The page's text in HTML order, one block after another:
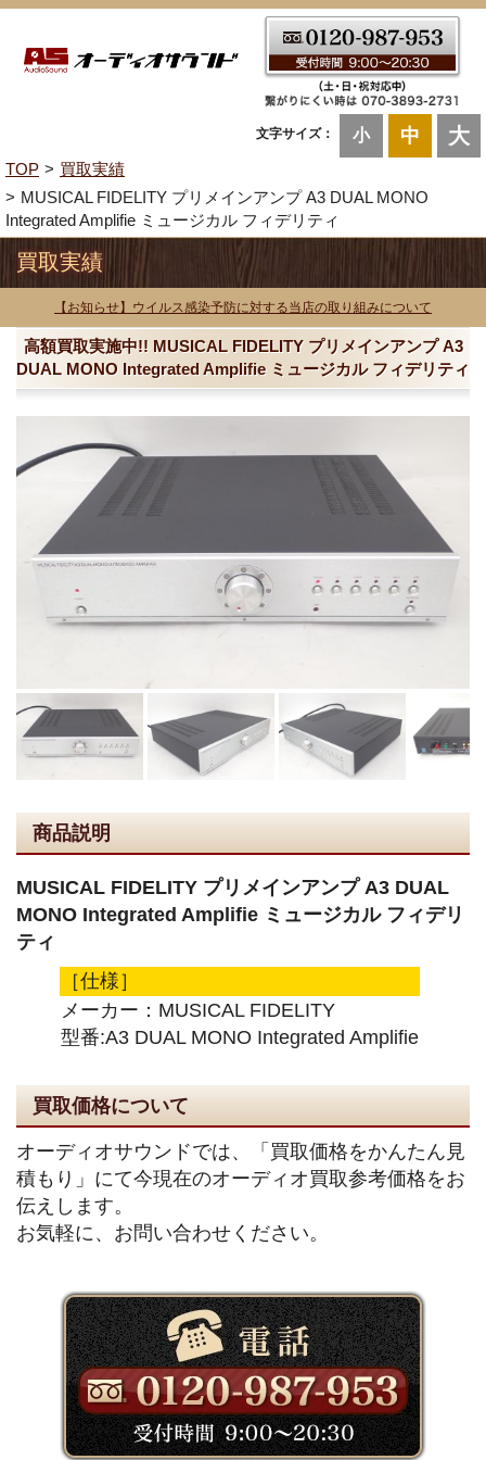
文字サイズ： 小 中 大
TOP
買取実績
MUSICAL FIDELITY プリメインアンプ A3 DUAL MONO
Integrated Amplifie ミュージカル フィデリティ
買取実績
【お知らせ】ウイルス感染予防に対する当店の取り組みについて
高額買取実施中!! MUSICAL FIDELITY プリメインアンプ A3
DUAL MONO Integrated Amplifie ミュージカル フィデリティ
商品説明
MUSICAL FIDELITY プリメインアンプ A3 DUAL
MONO Integrated Amplifie ミュージカル フィデリ
ティ
［仕様］
メーカー：MUSICAL FIDELITY
型番:A3 DUAL MONO Integrated Amplifie
買取価格について
オーディオサウンドでは、「買取価格をかんたん見
積もり」にて今現在のオーディオ買取参考価格をお
伝えします。
お気軽に、お問い合わせください。